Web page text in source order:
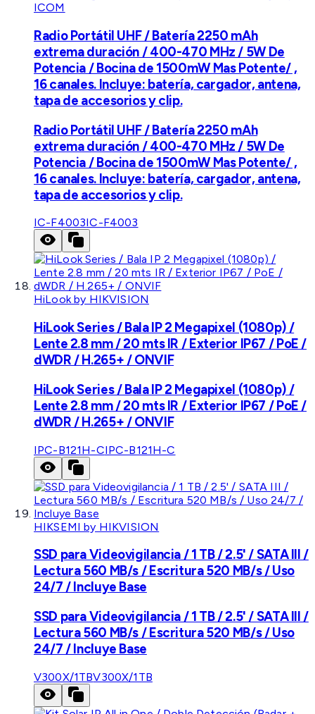
ICOM
Radio Portátil UHF / Batería 2250 mAh
extrema duración / 400-470 MHz / 5W De
Potencia / Bocina de 1500mW Mas Potente/ ,
16 canales. Incluye: batería, cargador, antena,
tapa de accesorios y clip.
Radio Portátil UHF / Batería 2250 mAh
extrema duración / 400-470 MHz / 5W De
Potencia / Bocina de 1500mW Mas Potente/ ,
16 canales. Incluye: batería, cargador, antena,
tapa de accesorios y clip.
IC-F4003IC-F4003
HiLook by HIKVISION
HiLook Series / Bala IP 2 Megapixel (1080p) /
Lente 2.8 mm / 20 mts IR / Exterior IP67 / PoE /
dWDR / H.265+ / ONVIF
HiLook Series / Bala IP 2 Megapixel (1080p) /
Lente 2.8 mm / 20 mts IR / Exterior IP67 / PoE /
dWDR / H.265+ / ONVIF
IPC-B121H-CIPC-B121H-C
HIKSEMI by HIKVISION
SSD para Videovigilancia / 1 TB / 2.5' / SATA III /
Lectura 560 MB/s / Escritura 520 MB/s / Uso
24/7 / Incluye Base
SSD para Videovigilancia / 1 TB / 2.5' / SATA III /
Lectura 560 MB/s / Escritura 520 MB/s / Uso
24/7 / Incluye Base
V300X/1TBV300X/1TB